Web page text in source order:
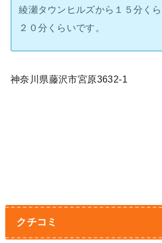
綾瀬タウンヒルズから１５分く
２０分くらいです。
神奈川県藤沢市宮原3632-1
クチコミ